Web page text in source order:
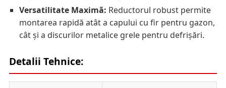
Versatilitate Maximă: Reductorul robust permite
montarea rapidă atât a capului cu fir pentru gazon,
cât și a discurilor metalice grele pentru defrișări.
Detalii Tehnice: